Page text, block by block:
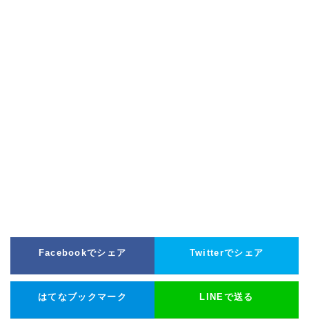
Facebookでシェア Twitterでシェア
はてなブックマーク LINEで送る